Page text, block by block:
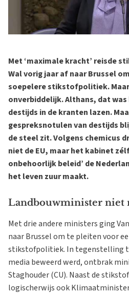
Met ‘maximale kracht’ reisde
Wal vorig jaar af naar Brussel
soepelere stikstofpolitiek. Maar
onverbiddelijk. Althans, dat
destijds in de kranten lazen.
gespreksnotulen van destijds
de steel zit. Volgens chemicus
niet de EU, maar het kabinet
onbehoorlijk beleid’ de
het leven zuur maakt.
Landbouwminister niet
Met drie andere ministers ging
naar Brussel om te pleiten voor
stikstofpolitiek. In tegenstelling
media beweerd werd, ontbrak
Staghouder (CU). Naast de
logischerwijs ook